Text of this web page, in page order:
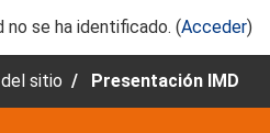
no se ha identificado. (Acceder)
sitio Presentación IMD